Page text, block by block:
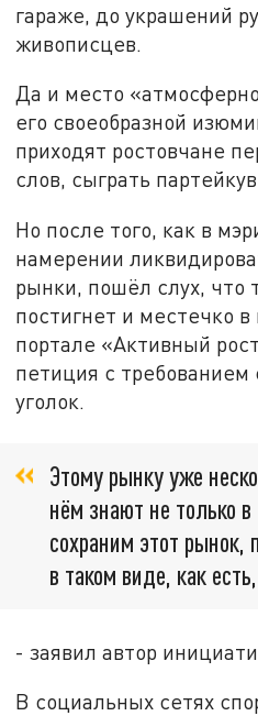
гараже, до украшений
живописцев.
Да и место
его своеобразной
приходят ростовчане
слов, сыграть
Но после того, как в
намерении
рынки, пошёл слух, что
постигнет и местечко
портале «Активный
петиция с
уголок.
Этому рынку уже
нём знают не только
сохраним этот рынок,
в таком виде, как есть,
- заявил автор
В социальных сетях